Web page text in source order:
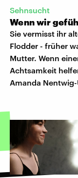
Sehnsucht
Wenn wir
Sie vermisst ihr
Flodder - früher
Mutter. Wenn
Achtsamkeit
Amanda